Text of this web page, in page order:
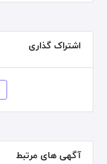
اشتراک گذاری
آگهی های مرتبط